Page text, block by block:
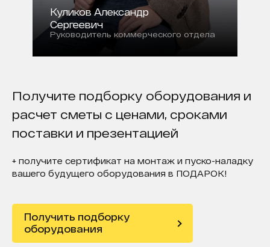
Куликов Александр
Сергеевич
Руководитель коммерческого отдела
Получите подборку оборудования и
расчет сметы с ценами, сроками
поставки и презентацией
+ получите сертификат на монтаж и пуско-наладку
вашего будущего оборудования в ПОДАРОК!
Получить подборку
оборудования